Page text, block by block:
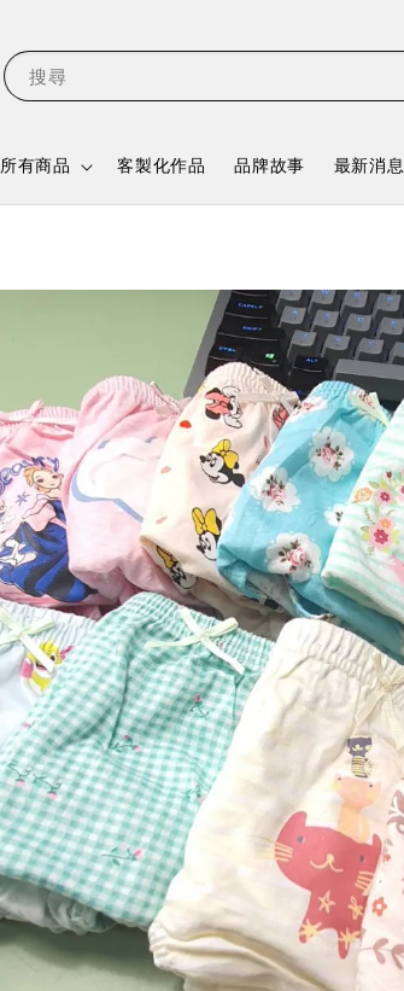
搜尋
所有商品 客製化作品 品牌故事 最新消息